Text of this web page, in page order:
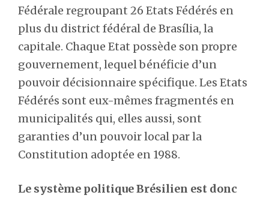
Fédérale regroupant 26 Etats Fédérés en
plus du district fédéral de Brasília, la
capitale. Chaque Etat possède son propre
gouvernement, lequel bénéficie d’un
pouvoir décisionnaire spécifique. Les Etats
Fédérés sont eux-mêmes fragmentés en
municipalités qui, elles aussi, sont
garanties d’un pouvoir local par la
Constitution adoptée en 1988.
Le système politique Brésilien est donc